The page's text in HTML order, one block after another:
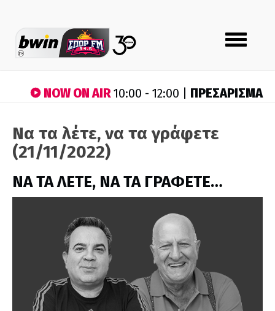
Toggle
navigation
NOW ON AIR10:00 - 12:00 | ΠΡΕΣΑΡΙΣΜΑ
Να τα λέτε, να τα γράφετε
(21/11/2022)
ΝΑ ΤΑ ΛΕΤΕ, ΝΑ ΤΑ ΓΡΑΦΕΤΕ…